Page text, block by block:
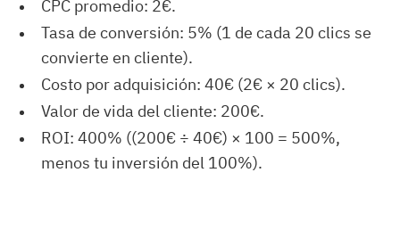
CPC promedio: 2€.
Tasa de conversión: 5% (1 de cada 20 clics se
convierte en cliente).
Costo por adquisición: 40€ (2€ × 20 clics).
Valor de vida del cliente: 200€.
ROI: 400% ((200€ ÷ 40€) × 100 = 500%,
menos tu inversión del 100%).